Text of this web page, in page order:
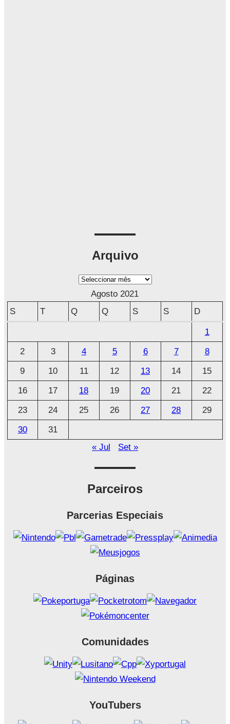
Arquivo
A
v
o
Agosto 2021
S
T Q Q S S D
1
2
3 4 5 6 7
8
9
10 11 12 13 14
15
16
17 18 19 20 21
22
23
24 25 26 27 28
29
30
31
« Jul
Set »
Parceiros
Parcerias Especiais
Páginas
Comunidades
YouTubers